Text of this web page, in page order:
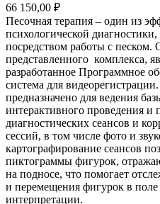
66 150,00 ₽
Песочная терапия – один из
психологической
посредством работы с
представленного комплекса,
разработанное Программное
система для
предназначено для ведения
интерактивного проведения и
диагностических сеансов и
сессий, в том числе фото и
картографирование сеансов
пиктограммы фигурок,
на подносе, что помогает
и перемещения фигурок в
интерпретации.